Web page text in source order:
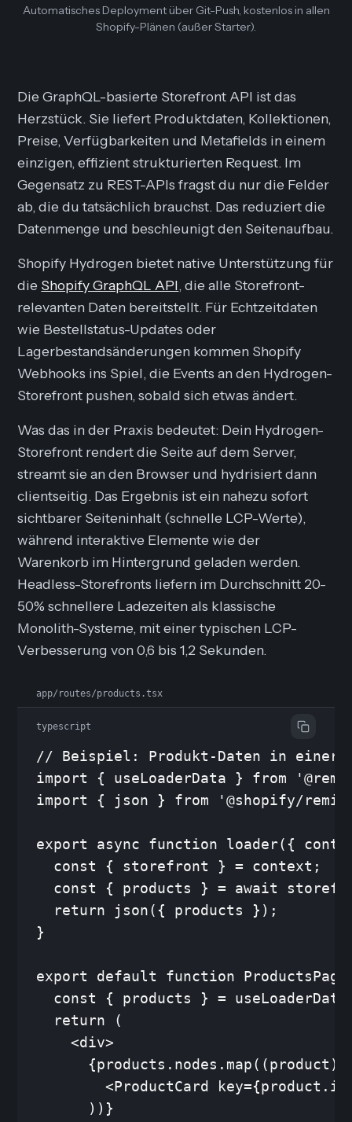
Automatisches Deployment über Git-Push, kostenlos in allen
Shopify-Plänen (außer Starter).
Die GraphQL-basierte Storefront API ist das
Herzstück. Sie liefert Produktdaten, Kollektionen,
Preise, Verfügbarkeiten und Metafields in einem
einzigen, effizient strukturierten Request. Im
Gegensatz zu REST-APIs fragst du nur die Felder
ab, die du tatsächlich brauchst. Das reduziert die
Datenmenge und beschleunigt den Seitenaufbau.
Shopify Hydrogen bietet native Unterstützung für
die Shopify GraphQL API, die alle Storefront-
relevanten Daten bereitstellt. Für Echtzeitdaten
wie Bestellstatus-Updates oder
Lagerbestandsänderungen kommen Shopify
Webhooks ins Spiel, die Events an den Hydrogen-
Storefront pushen, sobald sich etwas ändert.
Was das in der Praxis bedeutet: Dein Hydrogen-
Storefront rendert die Seite auf dem Server,
streamt sie an den Browser und hydrisiert dann
clientseitig. Das Ergebnis ist ein nahezu sofort
sichtbarer Seiteninhalt (schnelle LCP-Werte),
während interaktive Elemente wie der
Warenkorb im Hintergrund geladen werden.
Headless-Storefronts liefern im Durchschnitt 20-
50% schnellere Ladezeiten als klassische
Monolith-Systeme, mit einer typischen LCP-
Verbesserung von 0,6 bis 1,2 Sekunden.
app/routes/products.tsx
typescript
// Beispiel: Produkt-Daten in einer
import { useLoaderData } from
import { json } from '@shopify/
export async function loader({
  const { storefront } = context;
const { products } = await
  return json({ products });
}
export default function
const { products } =
  return (
    <div>
{products.nodes.map((product)
<ProductCard
      ))}